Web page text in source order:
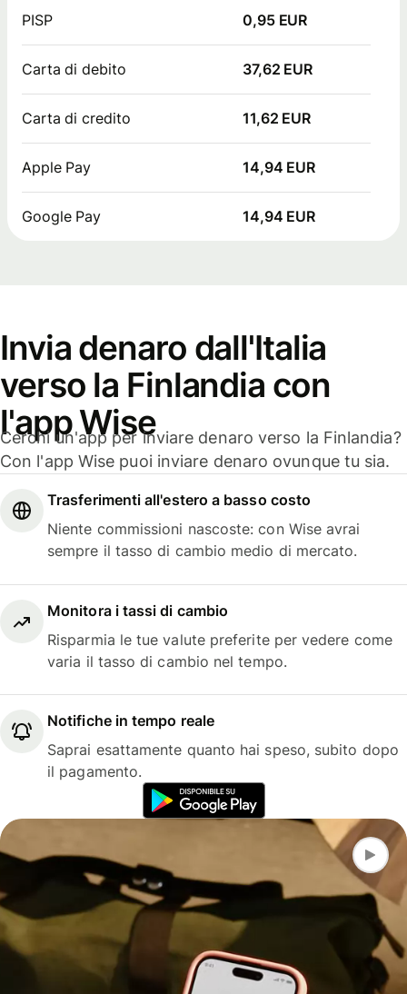
PISP 0,95 EUR
Carta di debito 37,62 EUR
Carta di credito 11,62 EUR
Apple Pay 14,94 EUR
Google Pay 14,94 EUR
Invia denaro dall'Italia
verso la Finlandia con
l'app Wise
Cerchi un'app per inviare denaro verso la Finlandia?
Con l'app Wise puoi inviare denaro ovunque tu sia.
Trasferimenti all'estero a basso costo
Niente commissioni nascoste: con Wise avrai
sempre il tasso di cambio medio di mercato.
Monitora i tassi di cambio
Risparmia le tue valute preferite per vedere come
varia il tasso di cambio nel tempo.
Notifiche in tempo reale
Saprai esattamente quanto hai speso, subito dopo
il pagamento.